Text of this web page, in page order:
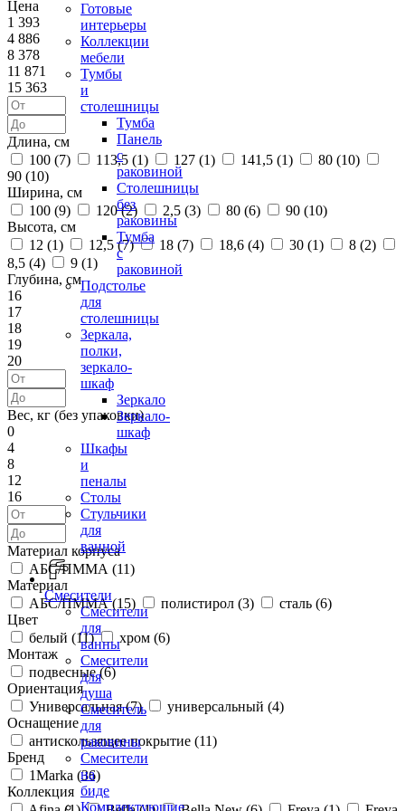
Готовые
интерьеры
Коллекции
мебели
Тумбы
и
столешницы
Тумба
Панель
с
раковиной
Столешницы
без
раковины
Тумба
с
раковиной
Подстолье
для
столешницы
Зеркала,
полки,
зеркало-
шкаф
Зеркало
Зеркало-
шкаф
Шкафы
и
пеналы
Столы
Стульчики
для
ванной
Смесители
Смесители
для
ванны
Смесители
для
душа
Смеситель
для
раковины
Смесители
на
биде
Комплектующие
Цена
1 393
4 886
8 378
11 871
15 363
Длина, см
100 (7) 113,5 (1) 127 (1) 141,5 (1) 80 (10)
90 (10)
Ширина, см
100 (9) 120 (2) 2,5 (3) 80 (6) 90 (10)
Высота, см
12 (1) 12,5 (7) 18 (7) 18,6 (4) 30 (1) 8 (2)
8,5 (4) 9 (1)
Глубина, см
16
17
18
19
20
Вес, кг (без упаковки)
0
4
8
12
16
Материал корпуса
АБС/ПММА (11)
Материал
АБС/ПММА (15) полистирол (3) сталь (6)
Цвет
белый (11) хром (6)
Монтаж
подвесные (6)
Ориентация
Универсальная (7) универсальный (4)
Оснащение
антискользящее покрытие (11)
Бренд
1Marka (36)
Коллекция